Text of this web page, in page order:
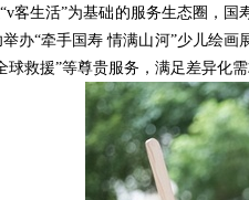
客生活”为基础的服务生态圈，
办“牵手国寿 情满山河”少儿绘
球救援”等尊贵服务，满足差异化